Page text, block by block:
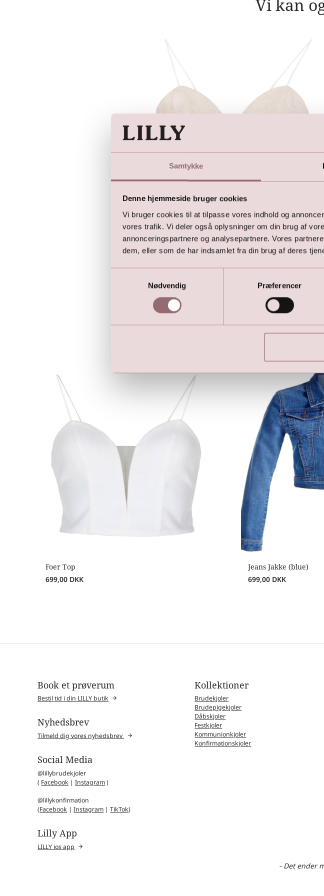
Samtykke
Denne hjemmeside bruger cookies
Vi bruger cookies til at tilpasse vores indhold og
vores trafik. Vi deler også oplysninger om din brug af
annonceringspartnere og analysepartnere. Vores
dem, eller som de har indsamlet fra din brug af deres
Nødvendig
Præferencer
Vi kan
Lilly Glitter Top - Nude
499,00
DKK
1.299,00 DKK
Her er
Foer Top
699,00 DKK
Jeans Jakke (blue)
699,00 DKK
Book et prøverum
Bestil tid i din LILLY butik
Nyhedsbrev
Tilmeld dig vores nyhedsbrev
Social Media
@lillybrudekjoler
( Facebook |Instagram)
@lillykonfirmation
(Facebook |Instagram |TikTok)
Lilly App
LILLY ios app
Kollektioner
Brudekjoler
Brudepigekjoler
Dåbskjoler
Festkjoler
Kommunionkjoler
Konfirmationskjoler
- Det ender